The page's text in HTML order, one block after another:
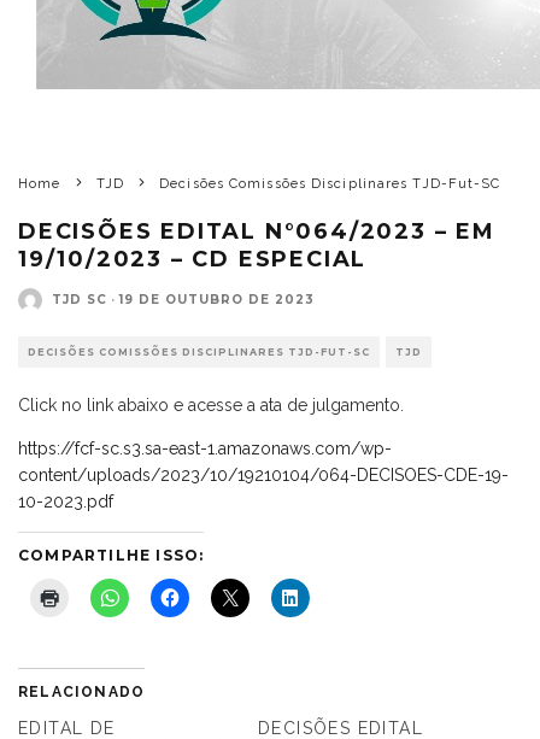
Home TJD Decisões Comissões Disciplinares TJD-Fut-SC
DECISÕES EDITAL N°064/2023 – EM
19/10/2023 – CD ESPECIAL
TJD SC · 19 DE OUTUBRO DE 2023
DECISÕES COMISSÕES DISCIPLINARES TJD-FUT-SC TJD
Click no link abaixo e acesse a ata de julgamento.
https://fcf-sc.s3.sa-east-1.amazonaws.com/wp-
content/uploads/2023/10/19210104/064-DECISOES-CDE-19-
10-2023.pdf
COMPARTILHE ISSO:
RELACIONADO
EDITAL DE
DECISÕES EDITAL